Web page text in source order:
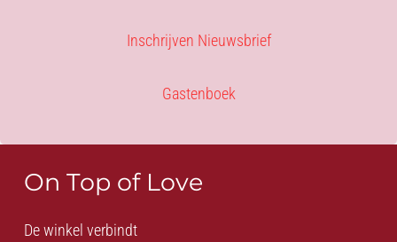
Inschrijven Nieuwsbrief
Gastenboek
On Top of Love
De winkel verbindt